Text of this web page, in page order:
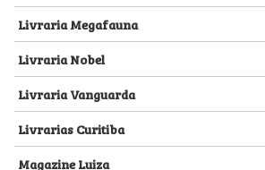
Livraria Megafauna
Livraria Nobel
Livraria Vanguarda
Livrarias Curitiba
Magazine Luiza